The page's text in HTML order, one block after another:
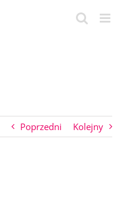
Poprzedni Kolejny